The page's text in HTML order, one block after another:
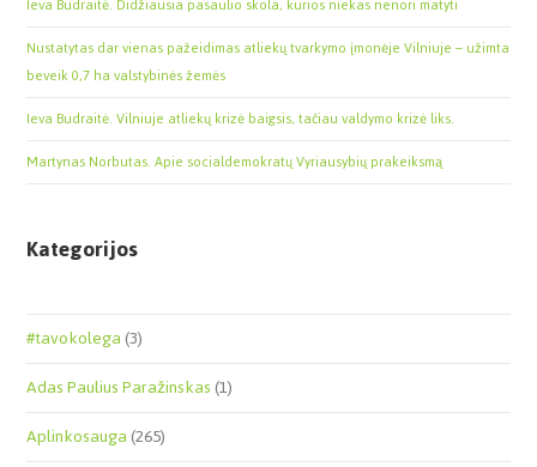
Nustatytas dar vienas pažeidimas atliekų tvarkymo įmonėje Vilniuje – užimta
beveik 0,7 ha valstybinės žemės
Ieva Budraitė. Vilniuje atliekų krizė baigsis, tačiau valdymo krizė liks.
Martynas Norbutas. Apie socialdemokratų Vyriausybių prakeiksmą
Kategorijos
#tavokolega(3)
Adas Paulius Paražinskas(1)
Aplinkosauga(265)